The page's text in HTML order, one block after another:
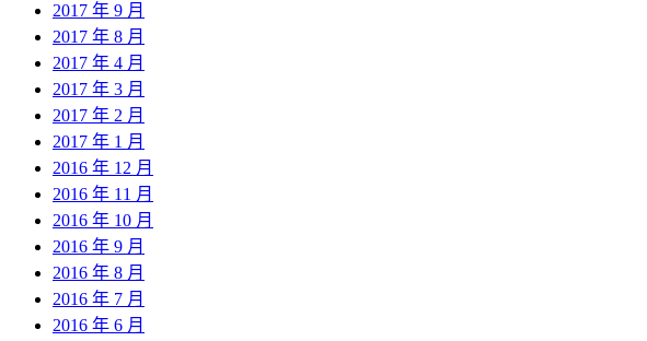
2017 年 9 月
2017 年 8 月
2017 年 4 月
2017 年 3 月
2017 年 2 月
2017 年 1 月
2016 年 12 月
2016 年 11 月
2016 年 10 月
2016 年 9 月
2016 年 8 月
2016 年 7 月
2016 年 6 月